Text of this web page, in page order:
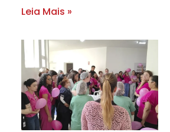
Leia Mais »